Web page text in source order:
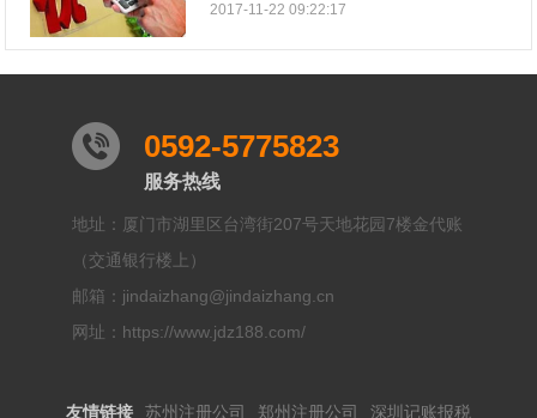
2017-11-22 09:22:17
0592-5775823
服务热线
地址：厦门市湖里区台湾街207号天地花园7楼金代账
（交通银行楼上）
邮箱：jindaizhang@jindaizhang.cn
网址：https://www.jdz188.com/
友情链接 苏州注册公司 郑州注册公司 深圳记账报税